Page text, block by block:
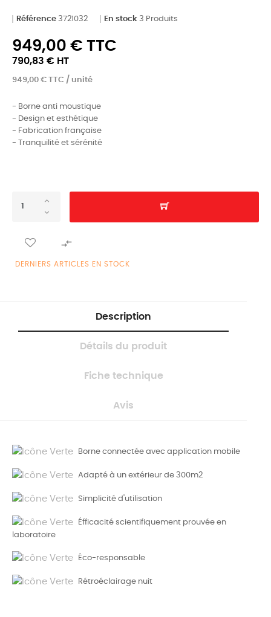
Référence 3721032 En stock 3 Produits
949,00 € TTC
790,83 € HT
949,00 € TTC / unité
- Borne anti moustique
- Design et esthétique
- Fabrication française
- Tranquilité et sérénité

DERNIERS ARTICLES EN STOCK
Description
Détails du produit
Fiche technique
Avis
Borne connectée avec application mobile
Adapté à un extérieur de 300m2
Simplicité d'utilisation
Éfficacité scientifiquement prouvée en
laboratoire
Éco-responsable
Rétroéclairage nuit